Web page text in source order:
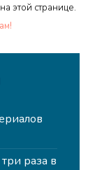
этой странице.
раза в